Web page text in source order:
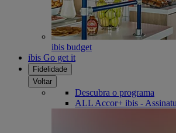
ibis budget
ibis Go get it
Fidelidade
Voltar
Descubra o programa
ALL Accor+ ibis -